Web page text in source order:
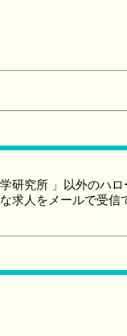
究所 」以外のハロ
求人をメールで受信